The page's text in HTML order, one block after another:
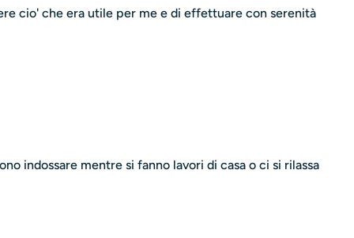
cio' che era utile per me e di effettuare con serenità
indossare mentre si fanno lavori di casa o ci si rilassa